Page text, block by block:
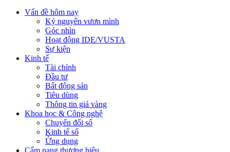
Vấn đề hôm nay
Kỷ nguyên vươn mình
Góc nhìn
Hoạt động IDE/VUSTA
Sự kiện
Kinh tế
Tài chính
Đầu tư
Bất động sản
Tiêu dùng
Thông tin giá vàng
Khoa học & Công nghệ
Chuyển đổi số
Kinh tế số
Ứng dụng